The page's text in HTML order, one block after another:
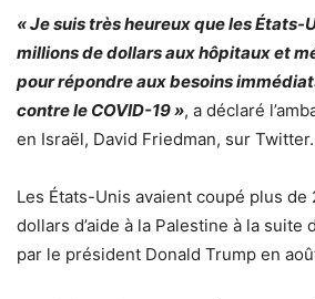
« Je suis très heureux que les États-
millions de dollars aux hôpitaux et
pour répondre aux besoins
contre le COVID-19 », a déclaré
en Israël, David Friedman, sur Twitter.
Les États-Unis avaient coupé plus de
dollars d’aide à la Palestine à la suite
par le président Donald Trump en